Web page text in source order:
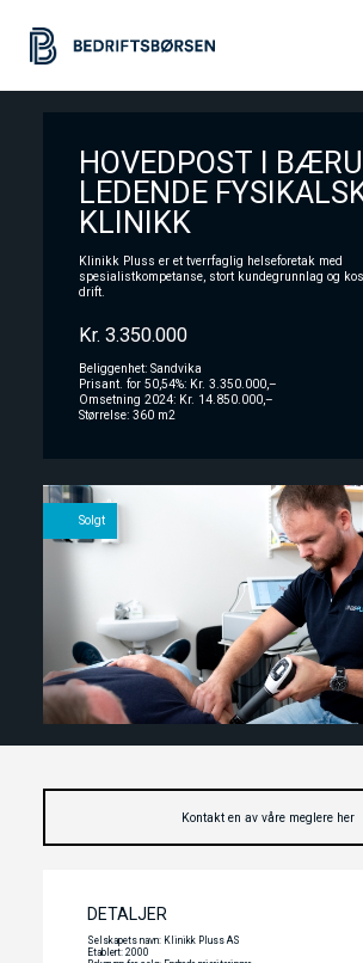
Bedrift til salgs
Selge
Tjenester
Om oss
HOVEDPOST I
LEDENDE
KLINIKK
Klinikk Pluss er et tverrfaglig helseforetak med
spesialistkompetanse, stort kundegrunnlag og
drift.
Kr. 3.350.000
Beliggenhet: Sandvika
Prisant. for 50,54%: Kr. 3.350.000,–
Omsetning 2024: Kr. 14.850.000,–
Størrelse: 360 m2
Kontakt en av våre meglere her
DETALJER
Selskapets navn: Klinikk Pluss AS
Etablert: 2000